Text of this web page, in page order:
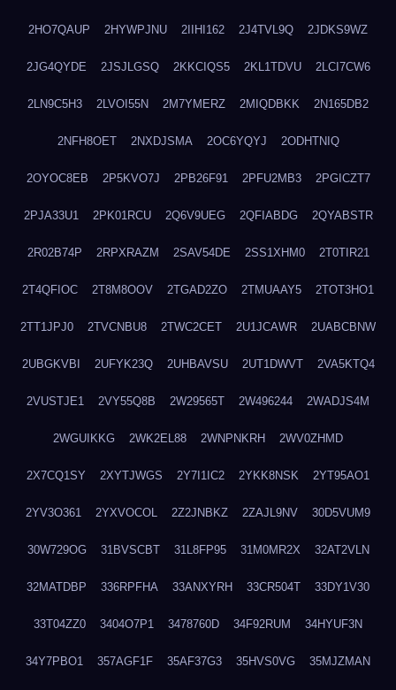
2HO7QAUP 2HYWPJNU 2IIHI162 2J4TVL9Q 2JDKS9WZ
2JG4QYDE 2JSJLGSQ 2KKCIQS5 2KL1TDVU 2LCI7CW6
2LN9C5H3 2LVOI55N 2M7YMERZ 2MIQDBKK 2N165DB2
2NFH8OET 2NXDJSMA 2OC6YQYJ 2ODHTNIQ
2OYOC8EB 2P5KVO7J 2PB26F91 2PFU2MB3 2PGICZT7
2PJA33U1 2PK01RCU 2Q6V9UEG 2QFIABDG 2QYABSTR
2R02B74P 2RPXRAZM 2SAV54DE 2SS1XHM0 2T0TIR21
2T4QFIOC 2T8M8OOV 2TGAD2ZO 2TMUAAY5 2TOT3HO1
2TT1JPJ0 2TVCNBU8 2TWC2CET 2U1JCAWR 2UABCBNW
2UBGKVBI 2UFYK23Q 2UHBAVSU 2UT1DWVT 2VA5KTQ4
2VUSTJE1 2VY55Q8B 2W29565T 2W496244 2WADJS4M
2WGUIKKG 2WK2EL88 2WNPNKRH 2WV0ZHMD
2X7CQ1SY 2XYTJWGS 2Y7I1IC2 2YKK8NSK 2YT95AO1
2YV3O361 2YXVOCOL 2Z2JNBKZ 2ZAJL9NV 30D5VUM9
30W729OG 31BVSCBT 31L8FP95 31M0MR2X 32AT2VLN
32MATDBP 336RPFHA 33ANXYRH 33CR504T 33DY1V30
33T04ZZ0 3404O7P1 3478760D 34F92RUM 34HYUF3N
34Y7PBO1 357AGF1F 35AF37G3 35HVS0VG 35MJZMAN